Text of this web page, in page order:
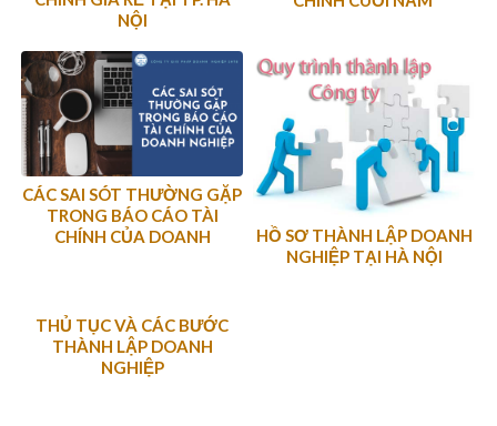
NỘI
CÁC SAI SÓT THƯỜNG GẶP
TRONG BÁO CÁO TÀI
CHÍNH CỦA DOANH
HỒ SƠ THÀNH LẬP DOANH
NGHIỆP TẠI HÀ NỘI
THỦ TỤC VÀ CÁC BƯỚC
THÀNH LẬP DOANH
NGHIỆP